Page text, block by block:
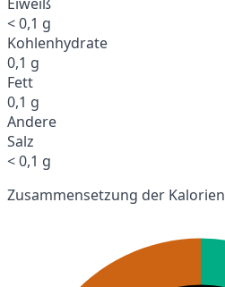
< 0,1 g
Kohlenhydrate
0,1 g
Fett
0,1 g
Andere
Salz
< 0,1 g
Zusammensetzung der Kalorien